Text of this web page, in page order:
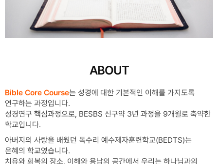
ABOUT
Bible Core Course는 성경에 대한 기본적인 이해를 가지도록
연구하는 과정입니다.
성경연구 핵심과정으로, BESBS 신구약 3년 과정을 9개월로 축약한
학교입니다.
아버지의 사랑을 배웠던 독수리 예수제자훈련학교(BEDTS)는
은혜의 학교였습니다.
치유와 회복의 장소, 이해와 용납의 공간에서 우리는 하나님과의